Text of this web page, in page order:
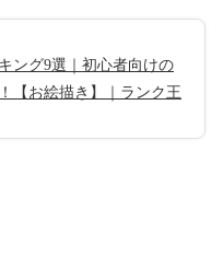
ング9選｜初心者向けの
【お絵描き】｜ランク王